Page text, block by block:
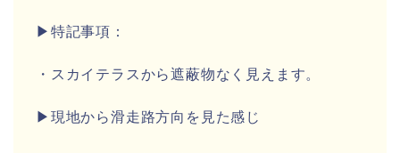
▶特記事項：
・スカイテラスから遮蔽物なく見えます。
▶現地から滑走路方向を見た感じ